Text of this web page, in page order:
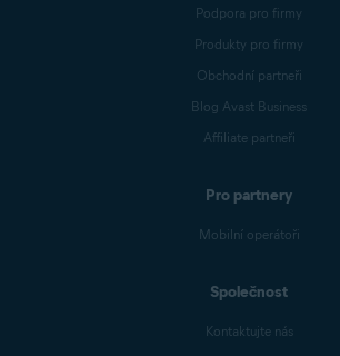
Podpora pro firmy
Produkty pro firmy
Obchodní partneři
Blog Avast Business
Affiliate partneři
Pro partnery
Mobilní operátoři
Společnost
Kontaktujte nás